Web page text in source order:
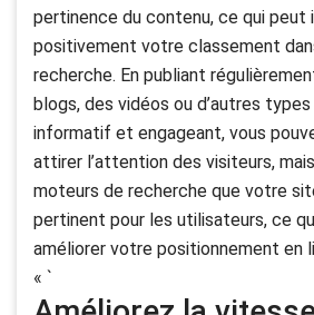
pertinence du contenu, ce qui peut
positivement votre classement
recherche. En publiant
blogs, des vidéos ou d’autres
informatif et engageant, vous
attirer l’attention des visiteurs,
moteurs de recherche que votre
pertinent pour les utilisateurs, ce
améliorer votre positionnement en
« `